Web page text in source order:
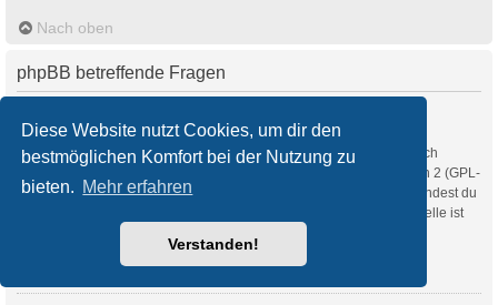
Diese Website nutzt Cookies, um dir den
bestmöglichen Komfort bei der Nutzung zu
bieten. Mehr erfahren
Verstanden!
Nach oben
phpBB betreffende Fragen
Diese Software (in ihrer unmodifizierten Fassung) wurde von
phpBB Limited
entwickelt und veröffentlicht. Sie ist urheberrechtlich
geschützt. Sie wurde unter der GNU General Public License, Version 2 (GPL-
2.0) veröffentlicht und kann frei vertrieben werden. Weitere Details findest du
. Eine deutschsprachige Anlaufstelle ist